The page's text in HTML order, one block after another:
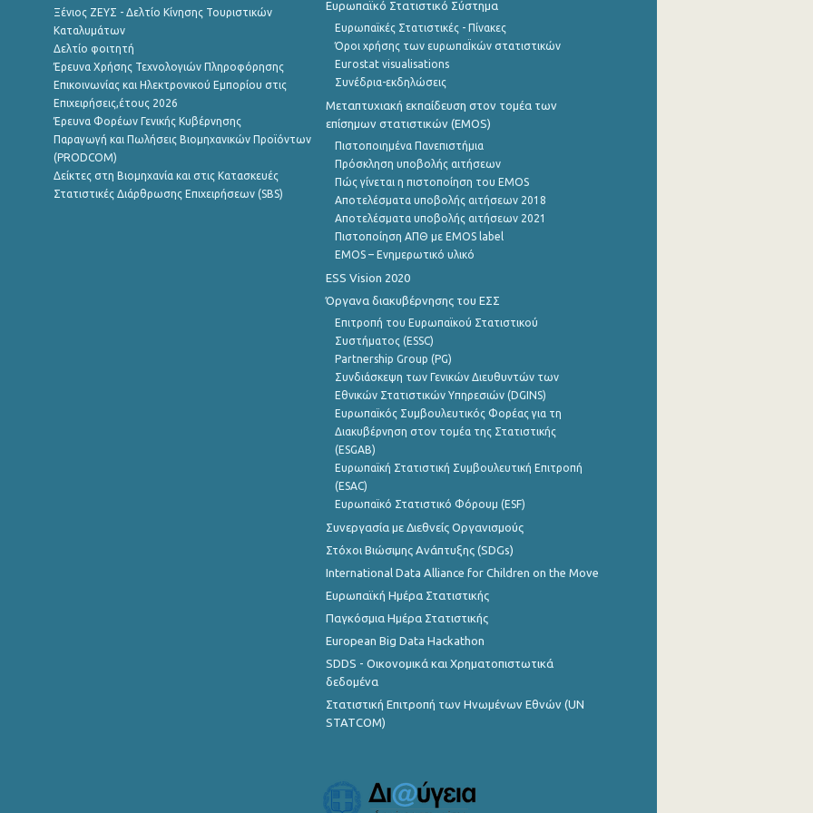
Ξένιος ΖΕΥΣ - Δελτίο Κίνησης Τουριστικών
Καταλυμάτων
Δελτίο φοιτητή
Έρευνα Χρήσης Τεχνολογιών Πληροφόρησης
Επικοινωνίας και Ηλεκτρονικού Εμπορίου στις
Επιχειρήσεις,έτους 2026
Έρευνα Φορέων Γενικής Κυβέρνησης
Παραγωγή και Πωλήσεις Βιομηχανικών Προϊόντων
(PRODCOM)
Δείκτες στη Βιομηχανία και στις Κατασκευές
Στατιστικές Διάρθρωσης Επιχειρήσεων (SBS)
Ευρωπαϊκό Στατιστικό Σύστημα
Ευρωπαϊκές Στατιστικές - Πίνακες
Όροι χρήσης των ευρωπαΪκών στατιστικών
Eurostat visualisations
Συνέδρια-εκδηλώσεις
Μεταπτυχιακή εκπαίδευση στον τομέα των
επίσημων στατιστικών (EMOS)
Πιστοποιημένα Πανεπιστήμια
Πρόσκληση υποβολής αιτήσεων
Πώς γίνεται η πιστοποίηση του EMOS
Αποτελέσματα υποβολής αιτήσεων 2018
Αποτελέσματα υποβολής αιτήσεων 2021
Πιστοποίηση ΑΠΘ με EMOS label
EMOS – Ενημερωτικό υλικό
ESS Vision 2020
Όργανα διακυβέρνησης του ΕΣΣ
Επιτροπή του Ευρωπαϊκού Στατιστικού
Συστήματος (ESSC)
Partnership Group (PG)
Συνδιάσκεψη των Γενικών Διευθυντών των
Εθνικών Στατιστικών Υπηρεσιών (DGINS)
Ευρωπαϊκός Συμβουλευτικός Φορέας για τη
Διακυβέρνηση στον τομέα της Στατιστικής
(ESGAB)
Ευρωπαϊκή Στατιστική Συμβουλευτική Επιτροπή
(ESAC)
Ευρωπαϊκό Στατιστικό Φόρουμ (ESF)
Συνεργασία με Διεθνείς Οργανισμούς
Στόχοι Βιώσιμης Ανάπτυξης (SDGs)
International Data Alliance for Children on the Move
Ευρωπαϊκή Ημέρα Στατιστικής
Παγκόσμια Ημέρα Στατιστικής
European Big Data Hackathon
SDDS - Οικονομικά και Χρηματοπιστωτικά
δεδομένα
Στατιστική Επιτροπή των Ηνωμένων Εθνών (UN
STATCOM)